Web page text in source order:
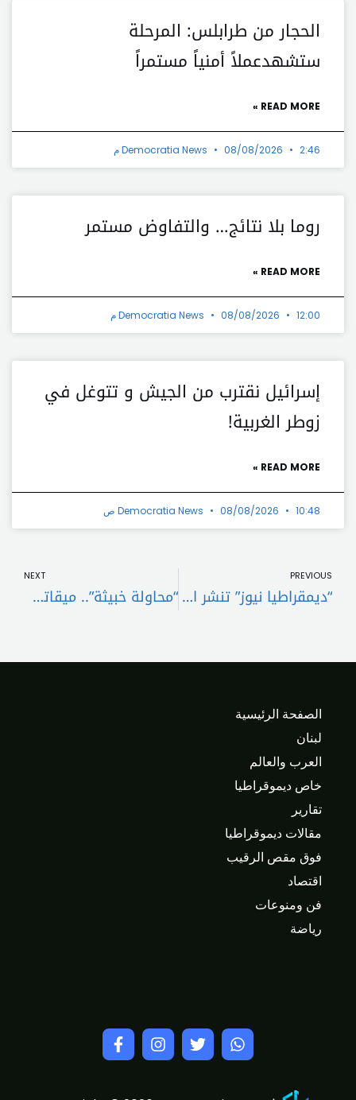
الحجار من طرابلس: المرحلة
ستشهدعملاً أمنياً مستمراً
READ MORE »
Democratia News 08/08/2026 2:46 م
روما بلا نتائج… والتفاوض مستمر
READ MORE »
Democratia News 08/08/2026 12:00 م
إسرائيل نقترب من الجيش و تتوغل في
زوطر الغربية!
READ MORE »
Democratia News 08/08/2026 10:48 ص
PREVIOUS
“ديمقراطيا نيوز” تنشر الرواية الكاملة لعصابة “التيكتوكرز” في لبنان .. حوّلوا “تيك توك” من تطبيق للتواصل الى فخ للقاصرين!..
NEXT
“محاولة خبيثة”.. ميقاتي: الكلام عن رشوة اوروبية للبنان غير صحيح
الصفحة الرئيسية
لبنان
العرب والعالم
خاص ديموقراطيا
تقارير
مقالات ديموقراطيا
فوق مقص الرقيب
اقتصاد
فن ومنوعات
رياضة